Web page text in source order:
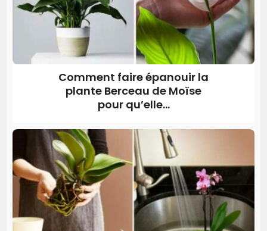
Comment faire épanouir la
plante Berceau de Moïse
pour qu’elle...